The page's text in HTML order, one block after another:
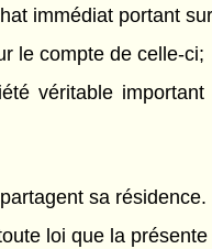
immédiat portant
le compte de celle-ci;
véritable
sa résidence.
loi que la présente